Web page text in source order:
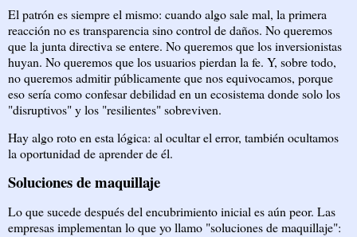
El patrón es siempre el mismo: cuando algo sale mal, la primera
reacción no es transparencia sino control de daños. No queremos
que la junta directiva se entere. No queremos que los inversionistas
huyan. No queremos que los usuarios pierdan la fe. Y, sobre todo,
no queremos admitir públicamente que nos equivocamos, porque
eso sería como confesar debilidad en un ecosistema donde solo los
"disruptivos" y los "resilientes" sobreviven.
Hay algo roto en esta lógica: al ocultar el error, también ocultamos
la oportunidad de aprender de él.
Soluciones de maquillaje
Lo que sucede después del encubrimiento inicial es aún peor. Las
empresas implementan lo que yo llamo "soluciones de maquillaje":